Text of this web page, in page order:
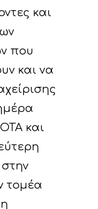
και
που
και να
και
τομέα